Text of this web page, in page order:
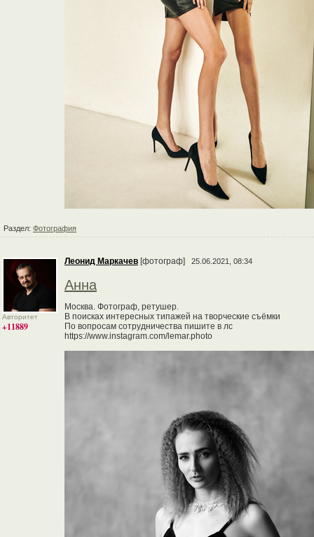
Раздел: Фотография
Авторитет
+11889
Леонид Маркачев [фотограф] 25.06.2021, 08:34
Анна
Москва. Фотограф, ретушер.
В поисках интересных типажей на творческие съёмки
По вопросам сотрудничества пишите в лс
https://www.instagram.com/lemar.photo